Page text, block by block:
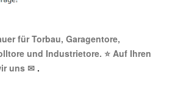
für Torbau, Garagentore,
und Industrietore. ⭐ Auf Ihren
uns ✉ .